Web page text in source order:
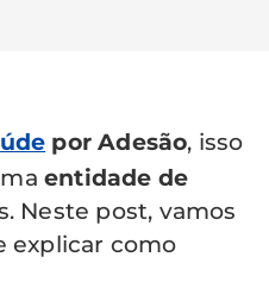
por Adesão, isso
entidade de
Neste post, vamos
explicar como